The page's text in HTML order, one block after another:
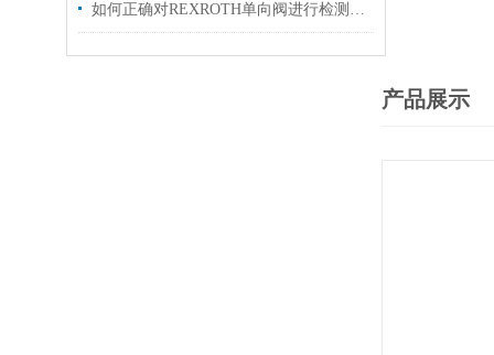
如何正确对REXROTH单向阀进行检测和维修
产品展示